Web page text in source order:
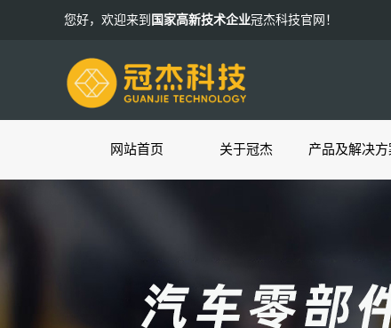
您好，欢迎来到 国家高新技术企业冠杰科技官网！
网站首页 关于冠杰 产品及解决方